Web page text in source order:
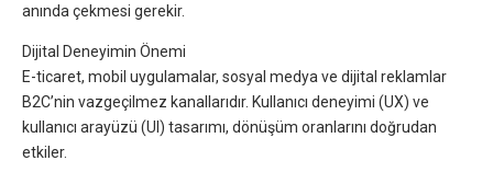
anında çekmesi gerekir.
Dijital Deneyimin Önemi
E-ticaret, mobil uygulamalar, sosyal medya ve dijital reklamlar
B2C’nin vazgeçilmez kanallarıdır. Kullanıcı deneyimi (UX) ve
kullanıcı arayüzü (UI) tasarımı, dönüşüm oranlarını doğrudan
etkiler.